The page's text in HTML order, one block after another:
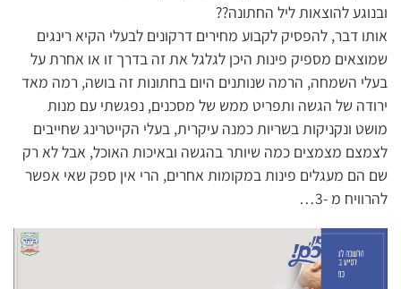
ובנוגע להוצאות ליל החתונה??
אותו דבר, להפסיק לקבוע מחירים דרקונים לבעלי הקיא רינגים
שמוצאים מספיק פינות היכן לגלגל את זה בדרך זו או אחרת על
בעלי השמחה, הרמה שנותנים היום בחתונות זה בושה, רמה מאד
ירודה של הגשה ותפריט ממש של מסכנים, נפגשתי עם מנות
מושט ונקניקות בשריות כמנה עיקרית, בעלי הקייטרינג שחייבים
לצמצם מצמצים כמה שיותר בהגשה ובאיכות האוכל, אבל לא רק
שם הם מעגלים פינות במקומות אחרים, הרי אין ספק שאי אפשר
להרוויח מ -3…